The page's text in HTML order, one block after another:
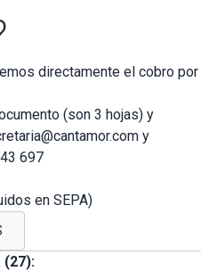
directamente el cobro por
(son 3 hojas) y
y
697
en SEPA)
(27):